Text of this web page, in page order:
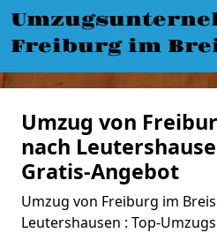
Freiburg im
Umzug von
nach
Gratis-Angebot
Umzug von Freiburg im
Leutershausen : Top-